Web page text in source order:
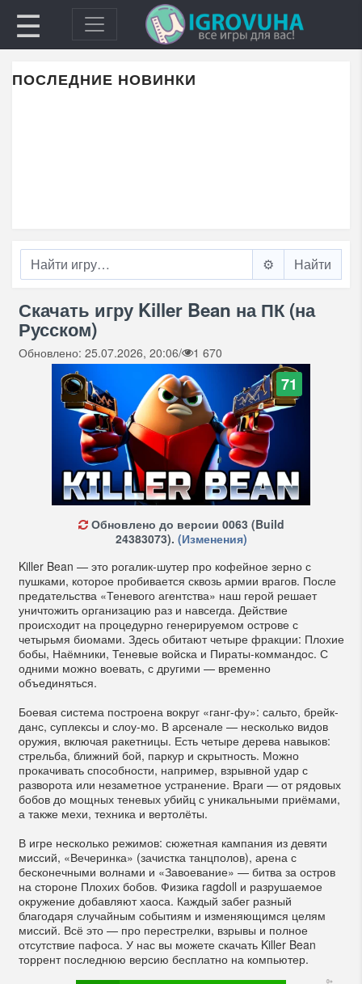
☰
ПОСЛЕДНИЕ НОВИНКИ
⚙️
Скачать игру Killer Bean на ПК (на
Русском)
Обновлено: 25.07.2026, 20:06/ 1 670
71
Обновлено до версии 0063 (Build
24383073). (Изменения)
Killer Bean — это рогалик-шутер про кофейное зерно с
пушками, которое пробивается сквозь армии врагов. После
предательства «Теневого агентства» наш герой решает
уничтожить организацию раз и навсегда. Действие
происходит на процедурно генерируемом острове с
четырьмя биомами. Здесь обитают четыре фракции: Плохие
бобы, Наёмники, Теневые войска и Пираты-коммандос. С
одними можно воевать, с другими — временно
объединяться.
Боевая система построена вокруг «ганг-фу»: сальто, брейк-
данс, суплексы и слоу-мо. В арсенале — несколько видов
оружия, включая ракетницы. Есть четыре дерева навыков:
стрельба, ближний бой, паркур и скрытность. Можно
прокачивать способности, например, взрывной удар с
разворота или незаметное устранение. Враги — от рядовых
бобов до мощных теневых убийц с уникальными приёмами,
а также мехи, техника и вертолёты.
В игре несколько режимов: сюжетная кампания из девяти
миссий, «Вечеринка» (зачистка танцполов), арена с
бесконечными волнами и «Завоевание» — битва за остров
на стороне Плохих бобов. Физика ragdoll и разрушаемое
окружение добавляют хаоса. Каждый забег разный
благодаря случайным событиям и изменяющимся целям
миссий. Всё это — про перестрелки, взрывы и полное
отсутствие пафоса. У нас вы можете скачать Killer Bean
торрент последнюю версию бесплатно на компьютер.